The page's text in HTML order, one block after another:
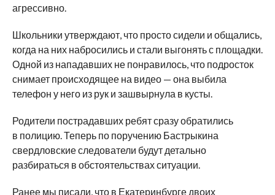
агрессивно.
Школьники утверждают, что просто сидели и общались,
когда на них набросились и стали выгонять с площадки.
Одной из нападавших не понравилось, что подросток
снимает происходящее на видео — она выбила
телефон у него из рук и зашвырнула в кусты.
Родители пострадавших ребят сразу обратились
в полицию. Теперь по поручению Бастрыкина
свердловские следователи будут детально
разбираться в обстоятельствах ситуации.
Ранее мы писали, что в Екатеринбурге двоих